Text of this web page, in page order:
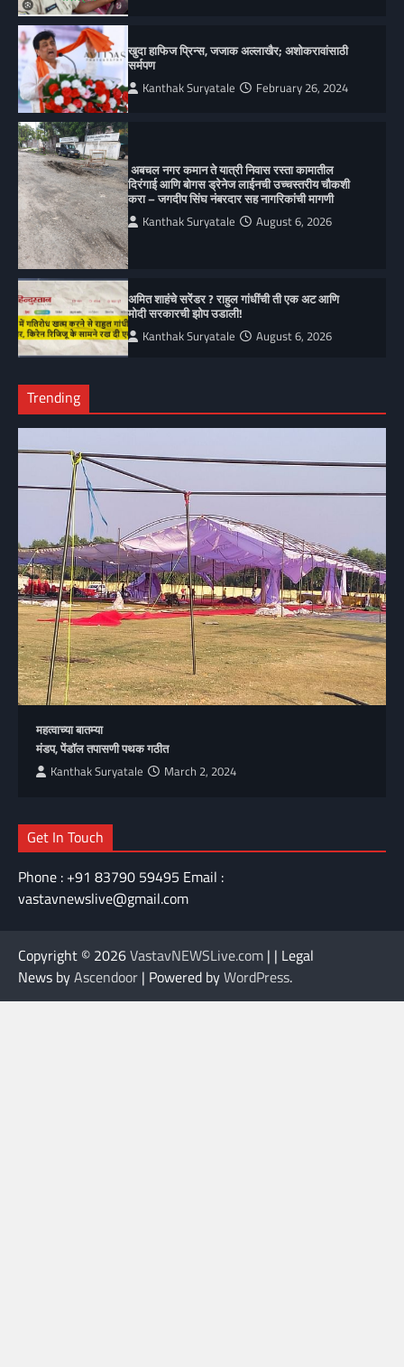
खुदा हाफिज प्रिन्स, जजाक अल्लाखैर; अशोकरावांसाठी
सर्मपण
Kanthak Suryatale February 26, 2024
अबचल नगर कमान ते यात्री निवास रस्ता कामातील
दिरंगाई आणि बोगस ड्रेनेज लाईनची उच्चस्तरीय चौकशी
करा – जगदीप सिंघ नंबरदार सह नागरिकांची मागणी
Kanthak Suryatale August 6, 2026
अमित शाहंचे सरेंडर ? राहुल गांधींची ती एक अट आणि
मोदी सरकारची झोप उडाली!
Kanthak Suryatale August 6, 2026
Trending
महत्वाच्या बातम्या
मंडप, पेंडॉल तपासणी पथक गठीत
Kanthak Suryatale March 2, 2024
Get In Touch
Phone : +91 83790 59495 Email :
vastavnewslive@gmail.com
Copyright © 2026VastavNEWSLive.com | | Legal
News byAscendoor | Powered byWordPress.